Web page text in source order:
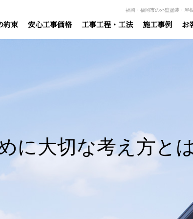
福岡・福岡市の外壁塗装・屋
約束 安心工事価格 工事工程・工法 施工事例 お
に大切な考え方と